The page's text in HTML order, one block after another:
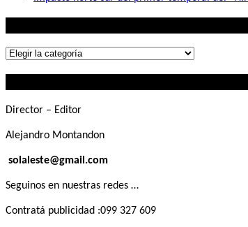
Lo
Director – Editor
Alejandro Montandon
solaleste@gmail.com
Seguinos en nuestras redes …
Contratá publicidad :099 327 609